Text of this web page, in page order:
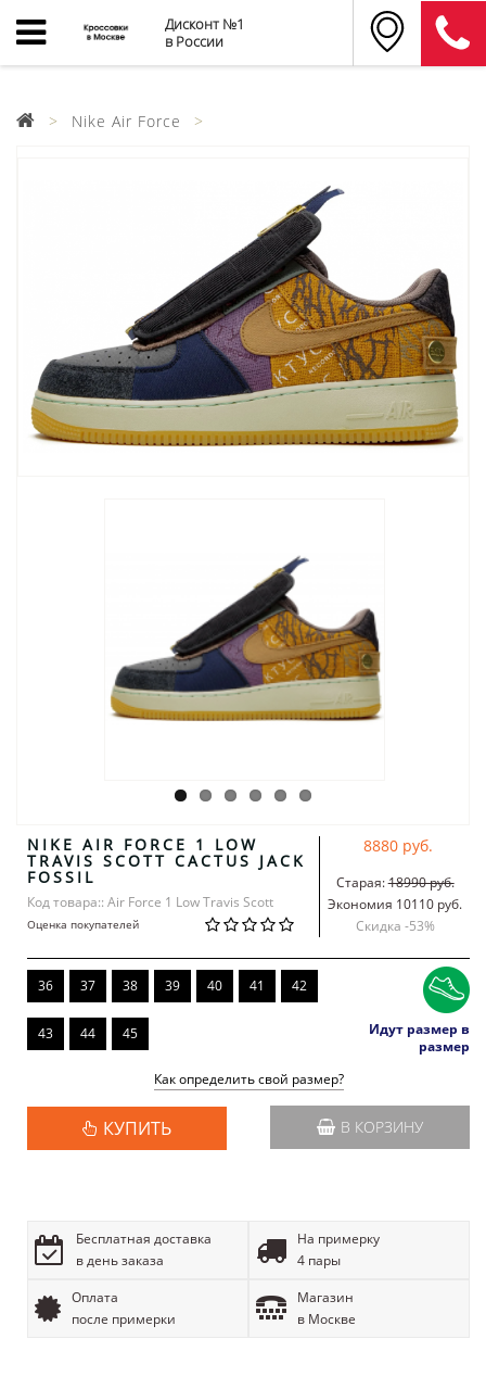
Дисконт №1
в России
Nike Air Force
NIKE AIR FORCE 1 LOW
TRAVIS SCOTT CACTUS JACK
FOSSIL
Код товара:: Air Force 1 Low Travis Scott
Оценка покупателей
8880 руб.
Старая:18990 руб.
Экономия 10110 руб.
Скидка -53%
36 37 38 39 40 41 42
43 44 45
Идут размер в
размер
Как определить свой размер?
КУПИТЬ В КОРЗИНУ
Бесплатная доставка
в день заказа
На примерку
4 пары
Оплата
после примерки
Магазин
в Москве